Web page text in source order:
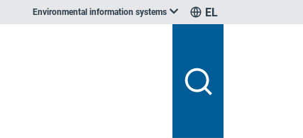
Environmental information systems EL